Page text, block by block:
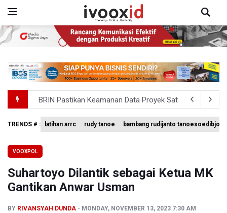
BRIN Pastikan Keamanan Data Proyek Satelit Lampung-1
BRIN Sebut Teknologi ANG Berpotensi Hemat Subsidi
BRIN Kembangkan Teknologi Modifikasi Cuaca hingga
KPK Minta Bambang Rudijanto Tanoesoedibjo
TRENDS # : latihan arrc rudy tanoe bambang rudijanto tanoesoedibjo
VOOXPOL
Suhartoyo Dilantik sebagai Ketua MK
Gantikan Anwar Usman
BY RIVANSYAH DUNDA MONDAY, NOVEMBER 13, 2023 7:30 AM